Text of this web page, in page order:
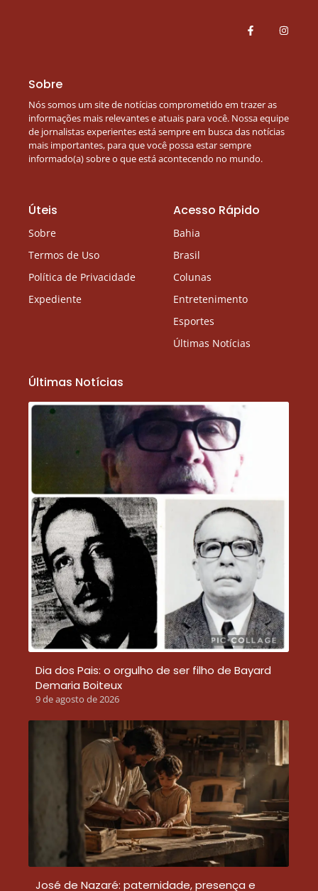
Sobre
Nós somos um site de notícias comprometido em trazer as
informações mais relevantes e atuais para você. Nossa equipe
de jornalistas experientes está sempre em busca das notícias
mais importantes, para que você possa estar sempre
informado(a) sobre o que está acontecendo no mundo.
Úteis
Sobre
Termos de Uso
Política de Privacidade
Expediente
Acesso Rápido
Bahia
Brasil
Colunas
Entretenimento
Esportes
Últimas Notícias
Últimas Notícias
Dia dos Pais: o orgulho de ser filho de Bayard
Demaria Boiteux
9 de agosto de 2026
José de Nazaré: paternidade, presença e